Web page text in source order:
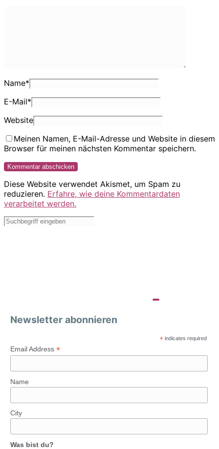
Name*
E-Mail*
Website
Meinen Namen, E-Mail-Adresse und Website in diesem
Browser für meinen nächsten Kommentar speichern.
Diese Website verwendet Akismet, um Spam zu
reduzieren. Erfahre, wie deine Kommentardaten
verarbeitet werden.
Newsletter abonnieren
* indicates required
Email Address *
Name
City
Was bist du?